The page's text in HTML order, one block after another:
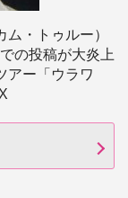
・トゥルー）
の投稿が大炎上
アー「ウラワ